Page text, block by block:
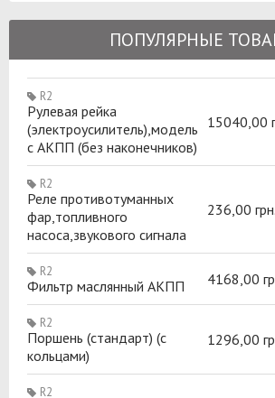
ПОПУЛЯРНЫЕ
R2
Рулевая рейка
(электроусилитель),модель
с АКПП (без наконечников)
15040,00
R2
Реле противотуманных
фар,топливного
насоса,звукового сигнала
236,00 грн.
R2
Фильтр маслянный АКПП 4168,00
R2
Поршень (стандарт) (с
кольцами)
1296,00
R2